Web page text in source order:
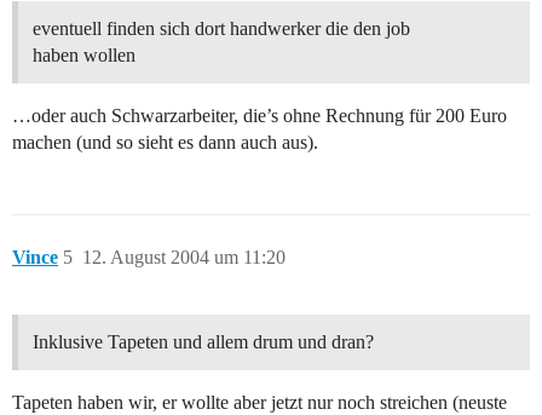
eventuell finden sich dort handwerker die den job
haben wollen
…oder auch Schwarzarbeiter, die’s ohne Rechnung für 200 Euro
machen (und so sieht es dann auch aus).
Vince 12. August 2004 um 11:20
5
Inklusive Tapeten und allem drum und dran?
Tapeten haben wir, er wollte aber jetzt nur noch streichen (neuste